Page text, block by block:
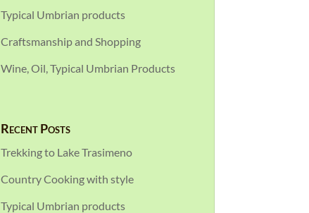
Typical Umbrian products
Craftsmanship and Shopping
Wine, Oil, Typical Umbrian Products
Recent Posts
Trekking to Lake Trasimeno
Country Cooking with style
Typical Umbrian products